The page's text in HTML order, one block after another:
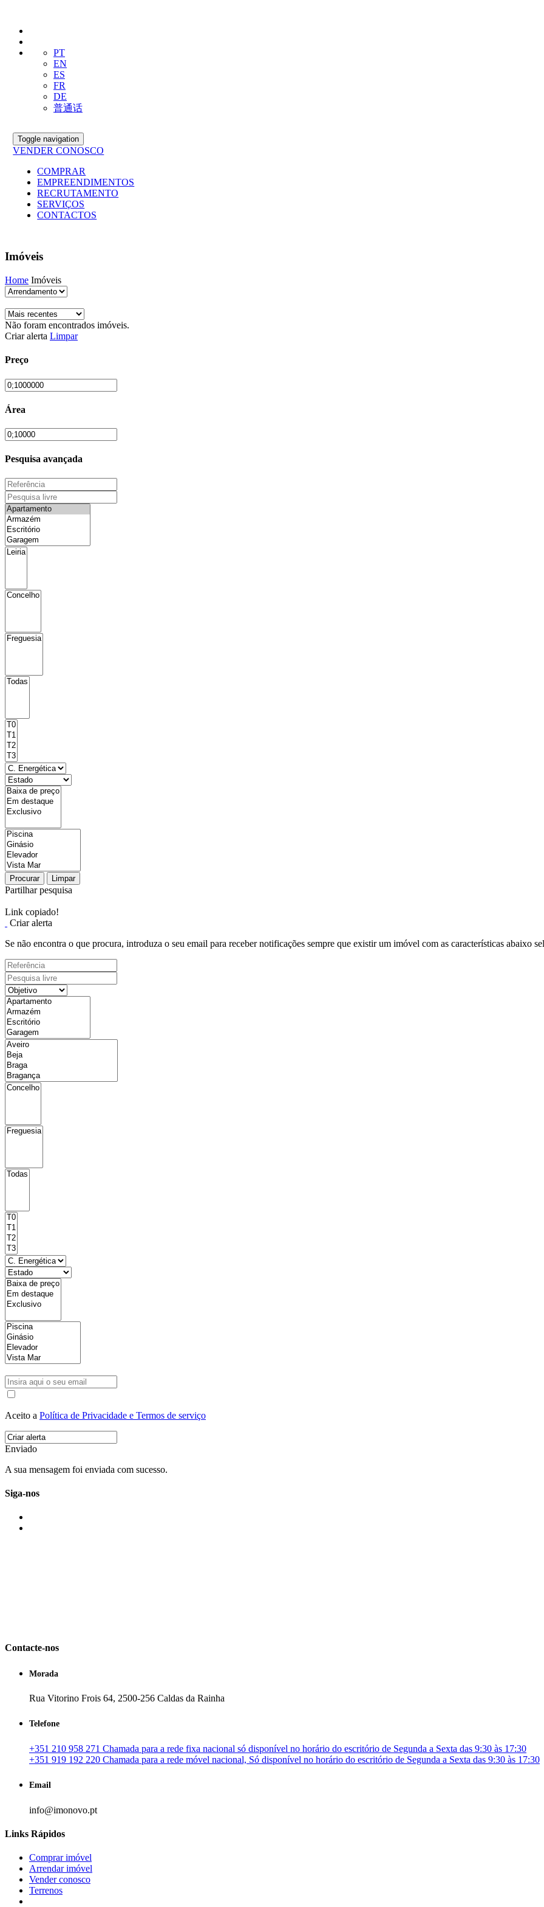
PT
EN
ES
FR
DE
普通话
Toggle navigation
VENDER CONOSCO
COMPRAR
EMPREENDIMENTOS
RECRUTAMENTO
SERVIÇOS
CONTACTOS
Imóveis
Home Imóveis
Não foram encontrados imóveis.
Criar alerta Limpar
Preço
Área
Pesquisa avançada
Procurar Limpar
Partilhar pesquisa
Link copiado!
Criar alerta
Se não encontra o que procura, introduza o seu email para receber notificações sempre que existir um imóvel com as características abaixo
Aceito a Política de Privacidade e Termos de serviço
Enviado
A sua mensagem foi enviada com sucesso.
Siga-nos
Contacte-nos
Morada
Rua Vitorino Frois 64, 2500-256 Caldas da Rainha
Telefone
+351 210 958 271 Chamada para a rede fixa nacional só disponível no horário do escritório de Segunda a Sexta das 9:30 às 17:30
+351 919 192 220 Chamada para a rede móvel nacional, Só disponível no horário do escritório de Segunda a Sexta das 9:30 às 17:30
Email
info@imonovo.pt
Links Rápidos
Comprar imóvel
Arrendar imóvel
Vender conosco
Terrenos